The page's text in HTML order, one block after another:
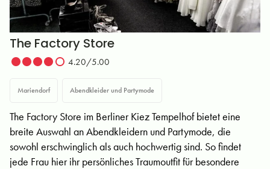
The Factory Store
4.20/5.00
Mariendorf Abendkleider und Partymode
The Factory Store im Berliner Kiez Tempelhof bietet eine
breite Auswahl an Abendkleidern und Partymode, die
sowohl erschwinglich als auch hochwertig sind. So findet
jede Frau hier ihr persönliches Traumoutfit für besondere